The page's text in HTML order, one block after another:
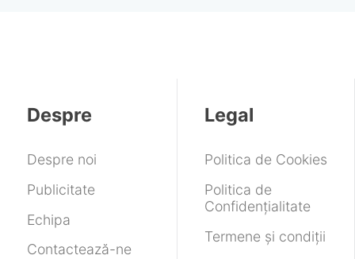
Despre
Despre noi
Publicitate
Echipa
Contactează-ne
Legal
Politica de Cookies
Politica de
Confidențialitate
Termene și condiții